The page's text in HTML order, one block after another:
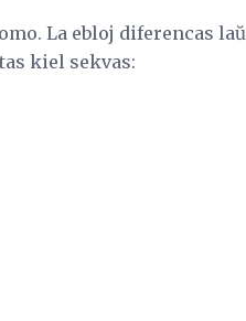
La ebloj diferencas laŭ
kiel sekvas: